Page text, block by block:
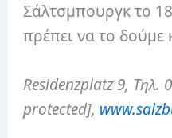
Σάλτσμπουργκ το
πρέπει να το
Residenzplatz 9, Τηλ.
protected],